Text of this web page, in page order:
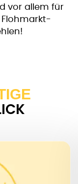
vor allem für